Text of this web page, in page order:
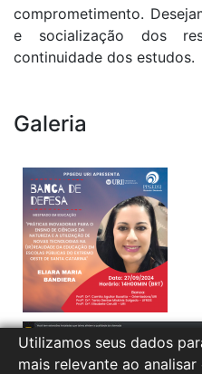
comprometimento.
e socialização dos
continuidade dos estudos.
Galeria
Utilizamos seus dados
mais relevante ao